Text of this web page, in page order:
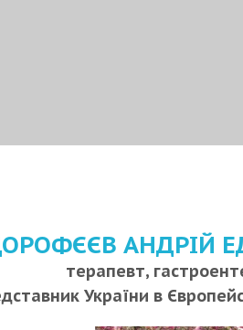
АНДРІЙ
терапевт,
України в